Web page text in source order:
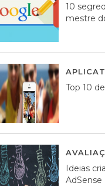
10
mestre
Top 10
Ideias
AdSense